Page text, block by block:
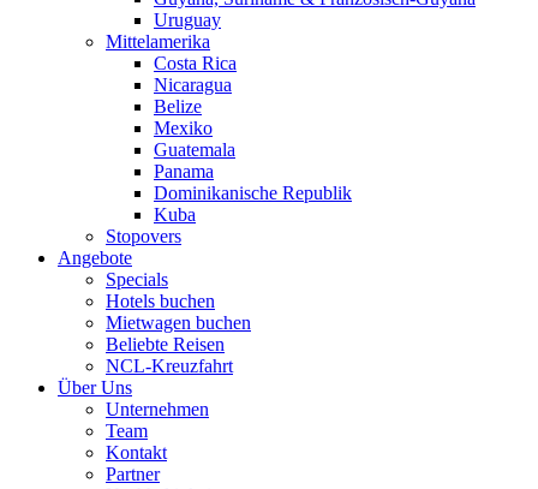
Uruguay
Mittelamerika
Costa Rica
Nicaragua
Belize
Mexiko
Guatemala
Panama
Dominikanische Republik
Kuba
Stopovers
Angebote
Specials
Hotels buchen
Mietwagen buchen
Beliebte Reisen
NCL-Kreuzfahrt
Über Uns
Unternehmen
Team
Kontakt
Partner